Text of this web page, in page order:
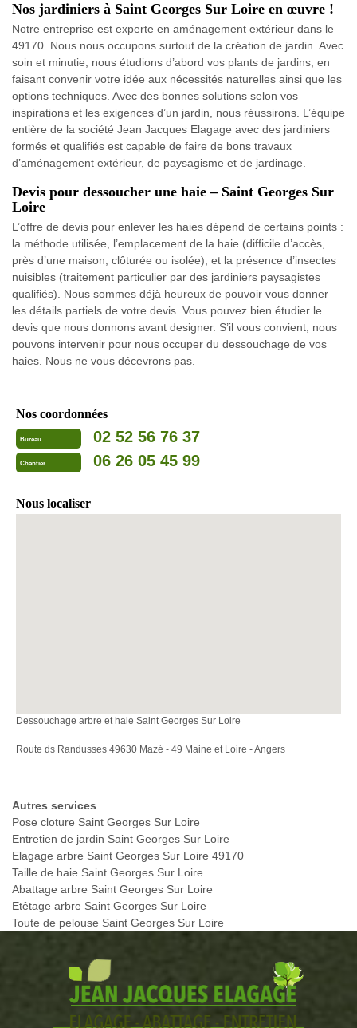
Nos jardiniers à Saint Georges Sur Loire en œuvre !
Notre entreprise est experte en aménagement extérieur dans le
49170. Nous nous occupons surtout de la création de jardin. Avec
soin et minutie, nous étudions d’abord vos plants de jardins, en
faisant convenir votre idée aux nécessités naturelles ainsi que les
options techniques. Avec des bonnes solutions selon vos
inspirations et les exigences d’un jardin, nous réussirons. L’équipe
entière de la société Jean Jacques Elagage avec des jardiniers
formés et qualifiés est capable de faire de bons travaux
d’aménagement extérieur, de paysagisme et de jardinage.
Devis pour dessoucher une haie – Saint Georges Sur
Loire
L’offre de devis pour enlever les haies dépend de certains points :
la méthode utilisée, l’emplacement de la haie (difficile d’accès,
près d’une maison, clôturée ou isolée), et la présence d’insectes
nuisibles (traitement particulier par des jardiniers paysagistes
qualifiés). Nous sommes déjà heureux de pouvoir vous donner
les détails partiels de votre devis. Vous pouvez bien étudier le
devis que nous donnons avant designer. S’il vous convient, nous
pouvons intervenir pour nous occuper du dessouchage de vos
haies. Nous ne vous décevrons pas.
Nos coordonnées
Bureau 02 52 56 76 37
Chantier 06 26 05 45 99
Nous localiser
Dessouchage arbre et haie Saint Georges Sur Loire
Route ds Randusses 49630 Mazé - 49 Maine et Loire - Angers
Autres services
Pose cloture Saint Georges Sur Loire
Entretien de jardin Saint Georges Sur Loire
Elagage arbre Saint Georges Sur Loire 49170
Taille de haie Saint Georges Sur Loire
Abattage arbre Saint Georges Sur Loire
Etêtage arbre Saint Georges Sur Loire
Toute de pelouse Saint Georges Sur Loire